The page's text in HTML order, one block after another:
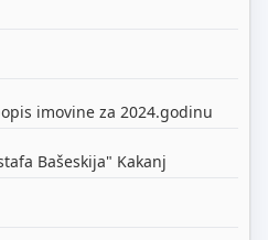
imovine za 2024.godinu
Bašeskija" Kakanj